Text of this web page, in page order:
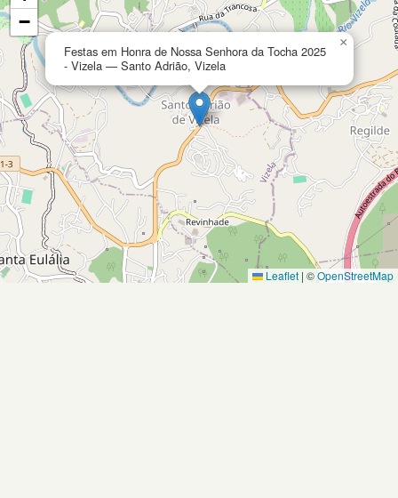
Festas em Honra de Nossa Senhora da Tocha 2025
- Vizela — Santo Adrião, Vizela
×
−
Leaflet | ©OpenStreetMap